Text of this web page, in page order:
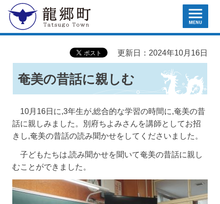
龍郷町 MENU
更新日：2024年10月16日
奄美の昔話に親しむ
10月16日に,3年生が,総合的な学習の時間に,奄美の昔
話に親しみました。別府ちよみさんを講師としてお招
きし,奄美の昔話の読み聞かせをしてくださいました。
子どもたちは,読み聞かせを聞いて奄美の昔話に親し
むことができました。